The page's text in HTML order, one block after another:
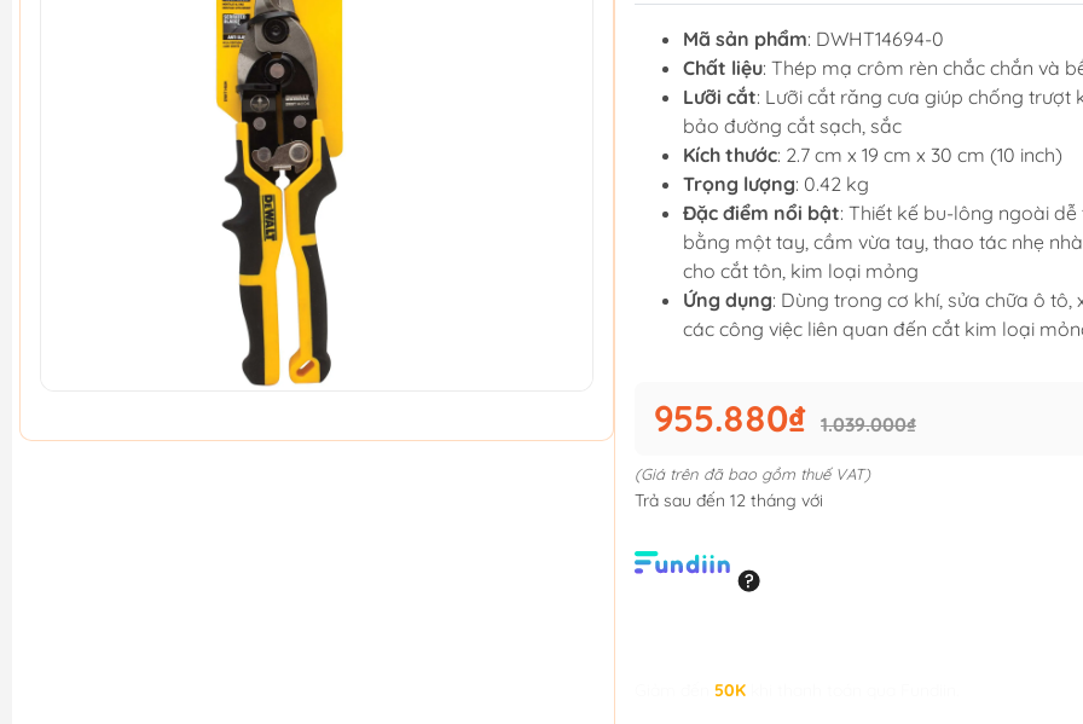
Mã sản phẩm: DWHT14694-0
Chất liệu: Thép mạ crôm rèn chắc chắn và
Lưỡi cắt: Lưỡi cắt răng cưa giúp chống trượt
bảo đường cắt sạch, sắc
Kích thước: 2.7 cm x 19 cm x 30 cm (10 inch)
Trọng lượng: 0.42 kg
Đặc điểm nổi bật: Thiết kế bu-lông ngoài
bằng một tay, cầm vừa tay, thao tác nhẹ
cho cắt tôn, kim loại mỏng
Ứng dụng: Dùng trong cơ khí, sửa chữa ô tô,
các công việc liên quan đến cắt kim loại
955.880₫ 1.039.000₫
(Giá trên đã bao gồm thuế VAT)
Trả sau đến 12 tháng với
50K